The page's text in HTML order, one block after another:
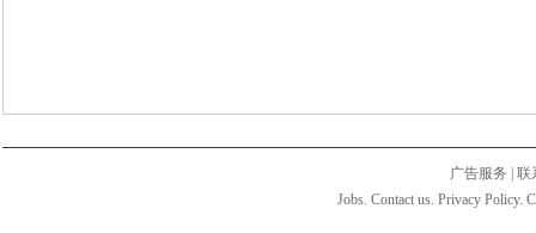
广告服务
联
Jobs. Contact us. Privacy Policy.